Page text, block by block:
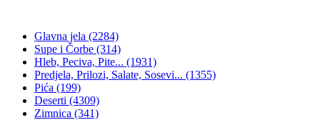
Glavna jela (2284)
Supe i Čorbe (314)
Hleb, Peciva, Pite... (1931)
Predjela, Prilozi, Salate, Sosevi... (1355)
Pića (199)
Deserti (4309)
Zimnica (341)